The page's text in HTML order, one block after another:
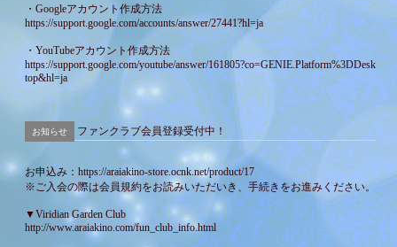
・Googleアカウント作成方法
https://support.google.com/accounts/answer/27441?hl=ja
・YouTubeアカウント作成方法
https://support.google.com/youtube/answer/161805?co=GENIE.Platform%3DDesk
top&hl=ja
お知らせ ファンクラブ会員登録受付中！
お申込み： https://araiakino-store.ocnk.net/product/17
※ご入会の際は会員規約をお読みいただいき、手続きをお進みください。
▼Viridian Garden Club
http://www.araiakino.com/fun_club_info.html